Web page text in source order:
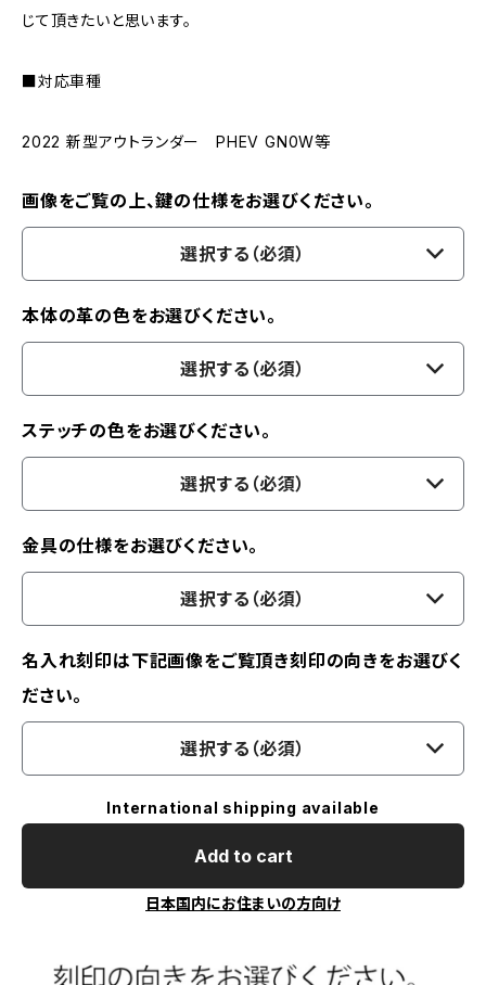
じて頂きたいと思います。
■対応車種
2022 新型アウトランダー PHEV GN0W等
画像をご覧の上、鍵の仕様をお選びください。
選択する（必須）
本体の革の色をお選びください。
選択する（必須）
ステッチの色をお選びください。
選択する（必須）
金具の仕様をお選びください。
選択する（必須）
名入れ刻印は下記画像をご覧頂き刻印の向きをお選びく
ださい。
選択する（必須）
International shipping available
Add to cart
日本国内にお住まいの方向け